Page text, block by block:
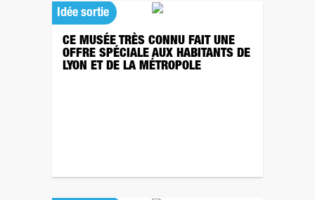
Idée sortie
CE MUSÉE TRÈS CONNU FAIT UNE
OFFRE SPÉCIALE AUX HABITANTS DE
LYON ET DE LA MÉTROPOLE